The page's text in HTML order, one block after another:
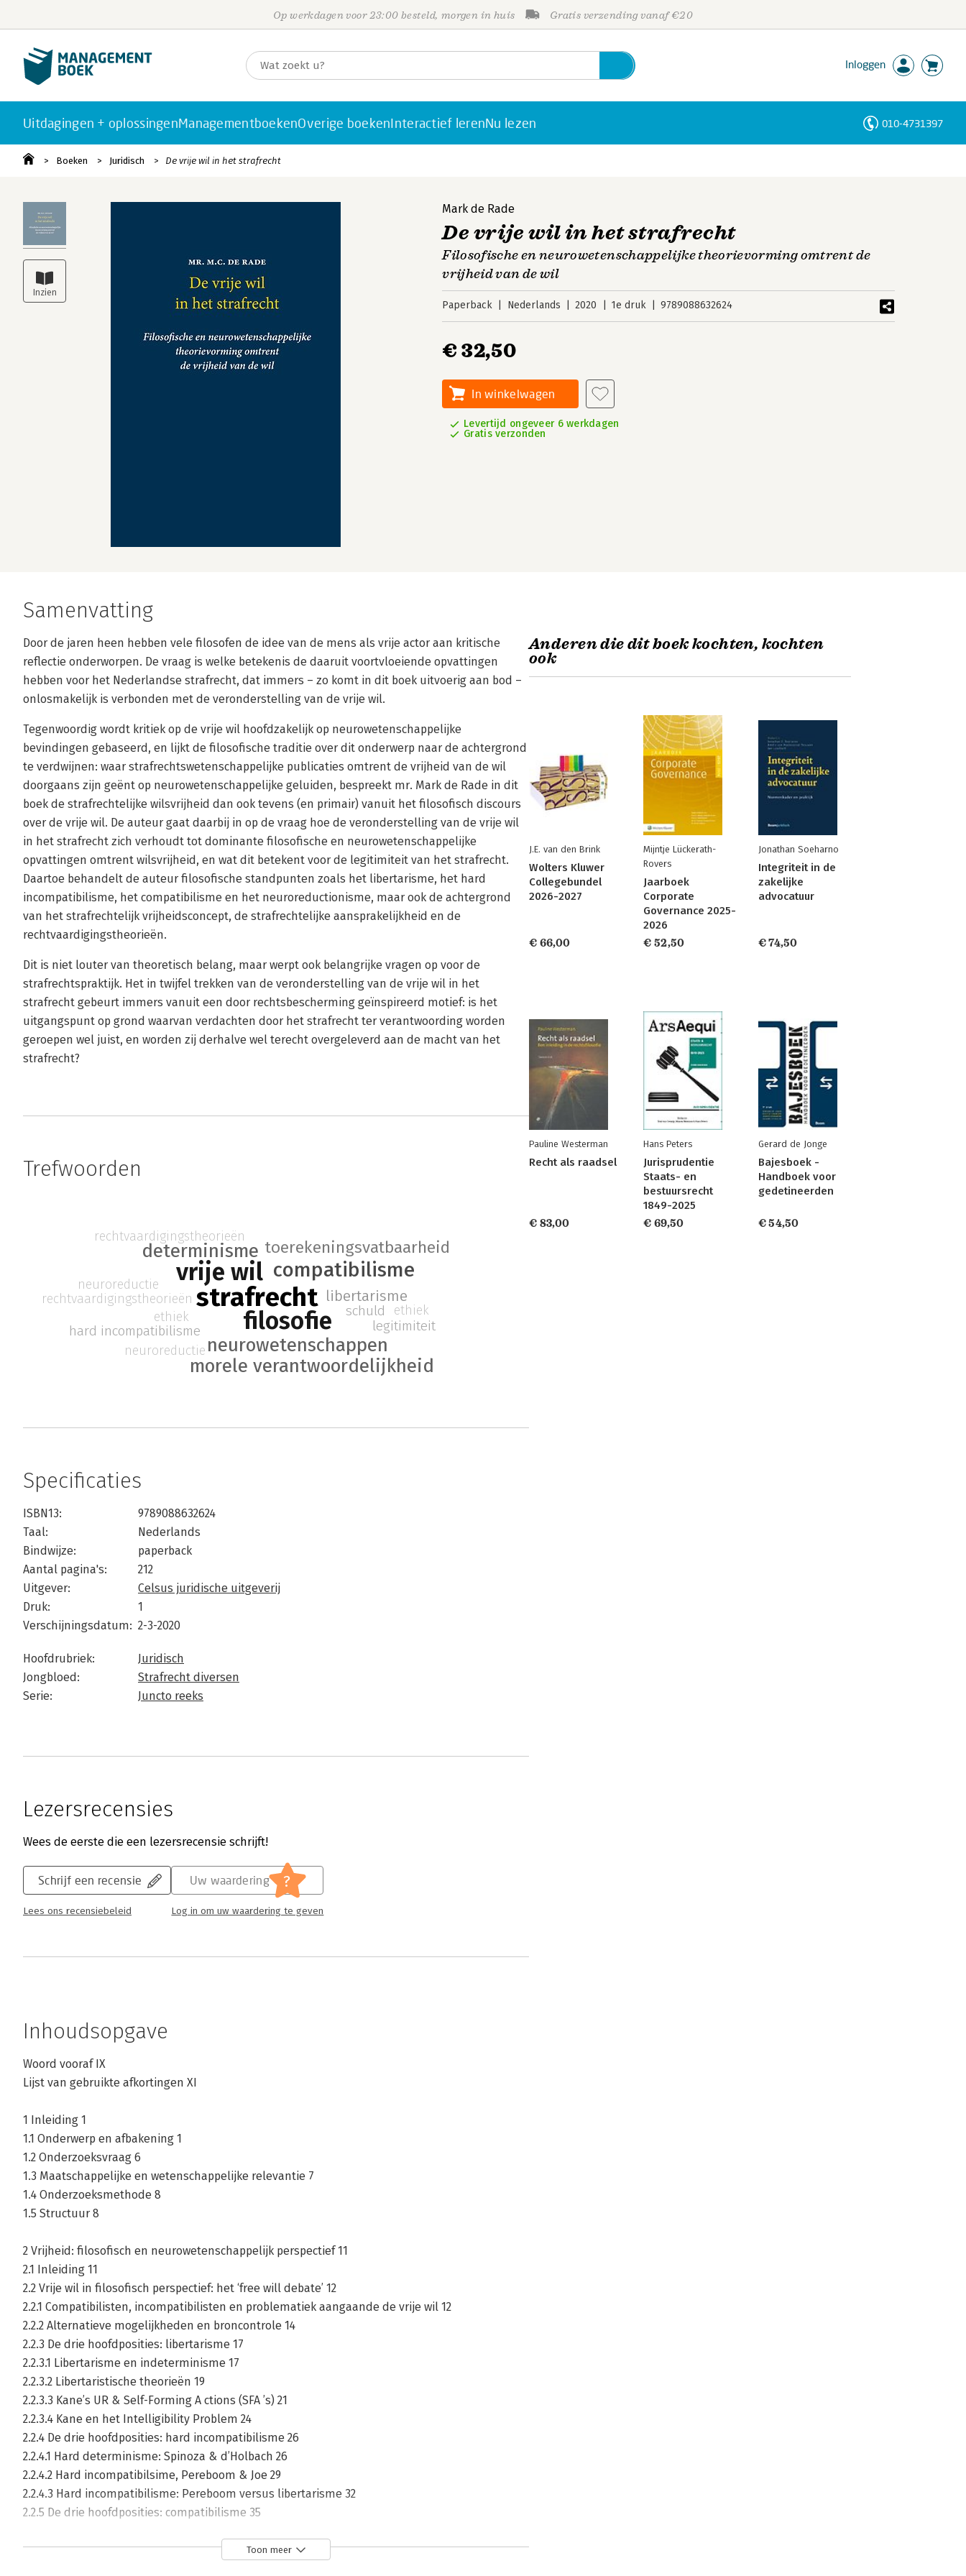
Op werkdagen voor 23:00 besteld, morgen in huis Gratis verzending vanaf €20
Inloggen
Uitdagingen + oplossingenManagementboekenOverige boekenInteractief lerenNu lezen 010-4731397
Boeken Juridisch De vrije wil in het strafrecht
Mark de Rade
De vrije wil in het strafrecht
Filosofische en neurowetenschappelijke theorievorming omtrent de
vrijheid van de wil
Paperback Nederlands 2020 1e druk 9789088632624
€ 32,50
In winkelwagen
Levertijd ongeveer 6 werkdagen
Gratis verzonden
Samenvatting
Door de jaren heen hebben vele filosofen de idee van de mens als vrije actor aan kritische
reflectie onderworpen. De vraag is welke betekenis de daaruit voortvloeiende opvattingen
hebben voor het Nederlandse strafrecht, dat immers – zo komt in dit boek uitvoerig aan bod –
onlosmakelijk is verbonden met de veronderstelling van de vrije wil.
Tegenwoordig wordt kritiek op de vrije wil hoofdzakelijk op neurowetenschappelijke
bevindingen gebaseerd, en lijkt de filosofische traditie over dit onderwerp naar de achtergrond
te verdwijnen: waar strafrechtswetenschappelijke publicaties omtrent de vrijheid van de wil
doorgaans zijn geënt op neurowetenschappelijke geluiden, bespreekt mr. Mark de Rade in dit
boek de strafrechtelijke wilsvrijheid dan ook tevens (en primair) vanuit het filosofisch discours
over de vrije wil. De auteur gaat daarbij in op de vraag hoe de veronderstelling van de vrije wil
in het strafrecht zich verhoudt tot dominante filosofische en neurowetenschappelijke
opvattingen omtrent wilsvrijheid, en wat dit betekent voor de legitimiteit van het strafrecht.
Daartoe behandelt de auteur filosofische standpunten zoals het libertarisme, het hard
incompatibilisme, het compatibilisme en het neuroreductionisme, maar ook de achtergrond
van het strafrechtelijk vrijheidsconcept, de strafrechtelijke aansprakelijkheid en de
rechtvaardigingstheorieën.
Dit is niet louter van theoretisch belang, maar werpt ook belangrijke vragen op voor de
strafrechtspraktijk. Het in twijfel trekken van de veronderstelling van de vrije wil in het
strafrecht gebeurt immers vanuit een door rechtsbescherming geïnspireerd motief: is het
uitgangspunt op grond waarvan verdachten door het strafrecht ter verantwoording worden
geroepen wel juist, en worden zij derhalve wel terecht overgeleverd aan de macht van het
strafrecht?
Trefwoorden
strafrecht
filosofie
vrije wil compatibilisme
neurowetenschappen
determinisme
morele verantwoordelijkheid
toerekeningsvatbaarheid
libertarisme
schuld
hard incompatibilisme
legitimiteit
rechtvaardigingstheorieën
ethiek
neuroreductie
rechtvaardigingstheorieën
ethiek
neuroreductie
Specificaties
ISBN13:
9789088632624
Taal:
Nederlands
Bindwijze:
paperback
Aantal pagina's:
212
Uitgever:
Celsus juridische uitgeverij
Druk:
1
Verschijningsdatum: 2-3-2020
Hoofdrubriek:
Juridisch
Jongbloed:
Strafrecht diversen
Serie:
Juncto reeks
Lezersrecensies
Wees de eerste die een lezersrecensie schrijft!
Schrijf een recensie
Lees ons recensiebeleid
Uw waardering ?
Log in om uw waardering te geven
Inhoudsopgave
Woord vooraf IX
Lijst van gebruikte afkortingen XI
1 Inleiding 1
1.1 Onderwerp en afbakening 1
1.2 Onderzoeksvraag 6
1.3 Maatschappelijke en wetenschappelijke relevantie 7
1.4 Onderzoeksmethode 8
1.5 Structuur 8
2 Vrijheid: filosofisch en neurowetenschappelijk perspectief 11
2.1 Inleiding 11
2.2 Vrije wil in filosofisch perspectief: het ‘free will debate’ 12
2.2.1 Compatibilisten, incompatibilisten en problematiek aangaande de vrije wil 12
2.2.2 Alternatieve mogelijkheden en broncontrole 14
2.2.3 De drie hoofdposities: libertarisme 17
2.2.3.1 Libertarisme en indeterminisme 17
2.2.3.2 Libertaristische theorieën 19
2.2.3.3 Kane’s UR & Self-Forming A ctions (SFA ’s) 21
2.2.3.4 Kane en het Intelligibility Problem 24
2.2.4 De drie hoofdposities: hard incompatibilisme 26
2.2.4.1 Hard determinisme: Spinoza & d’Holbach 26
2.2.4.2 Hard incompatibilsime, Pereboom & Joe 29
2.2.4.3 Hard incompatibilisme: Pereboom versus libertarisme 32
2.2.5 De drie hoofdposities: compatibilisme 35
2.2.5.2 Nieuw compatibilisme: F rankfurt-type Examples 37
Toon meer
Anderen die dit boek kochten, kochten
ook
J.E. van den Brink
Wolters Kluwer
Collegebundel
2026-2027
€ 66,00
Mijntje Lückerath-
Rovers
Jaarboek
Corporate
Governance 2025-
2026
€ 52,50
Jonathan Soeharno
Integriteit in de
zakelijke
advocatuur
€ 74,50
Pauline Westerman
Recht als raadsel
€ 83,00
Hans Peters
Jurisprudentie
Staats- en
bestuursrecht
1849-2025
€ 69,50
Gerard de Jonge
Bajesboek -
Handboek voor
gedetineerden
€ 54,50
Personen